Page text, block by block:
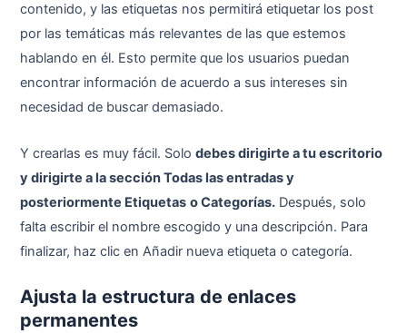
contenido, y las etiquetas nos permitirá etiquetar los post
por las temáticas más relevantes de las que estemos
hablando en él. Esto permite que los usuarios puedan
encontrar información de acuerdo a sus intereses sin
necesidad de buscar demasiado.
Y crearlas es muy fácil. Solodebes dirigirte a tu escritorio
y dirigirte a la sección Todas las entradas y
posteriormente Etiquetas o Categorías. Después, solo
falta escribir el nombre escogido y una descripción. Para
finalizar, haz clic en Añadir nueva etiqueta o categoría.
Ajusta la estructura de enlaces
permanentes